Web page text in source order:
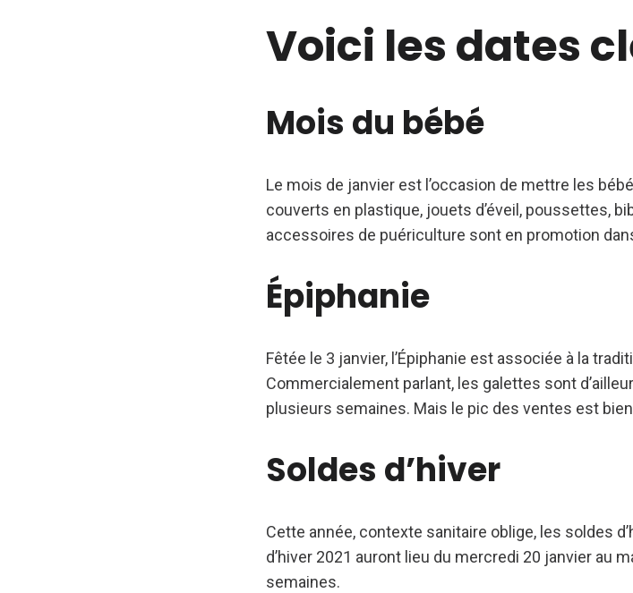
Voici les dates
Mois du bébé
Le mois de janvier est l’occasion de mettre les
couverts en plastique, jouets d’éveil, poussettes,
accessoires de puériculture sont en promotion
Épiphanie
Fêtée le 3 janvier, l’Épiphanie est associée à la
Commercialement parlant, les galettes sont
plusieurs semaines. Mais le pic des ventes est bien
Soldes d’hiver
Cette année, contexte sanitaire oblige, les soldes
d’hiver 2021 auront lieu du mercredi 20 janvier au
semaines.